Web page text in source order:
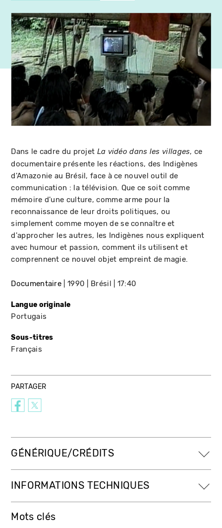
Dans le cadre du projet La vidéo dans les villages, ce
documentaire présente les réactions, des Indigènes
d'Amazonie au Brésil, face à ce nouvel outil de
communication : la télévision. Que ce soit comme
mémoire d'une culture, comme arme pour la
reconnaissance de leur droits politiques, ou
simplement comme moyen de se connaître et
d'approcher les autres, les Indigènes nous expliquent
avec humour et passion, comment ils utilisent et
comprennent ce nouvel objet empreint de magie.
Documentaire 1990 Brésil 17:40
Langue originale
Portugais
Sous-titres
Français
PARTAGER
GÉNÉRIQUE/CRÉDITS
INFORMATIONS TECHNIQUES
Mots clés